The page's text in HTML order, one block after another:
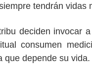
tendrán vidas
deciden invocar
consumen
que depende su vida.